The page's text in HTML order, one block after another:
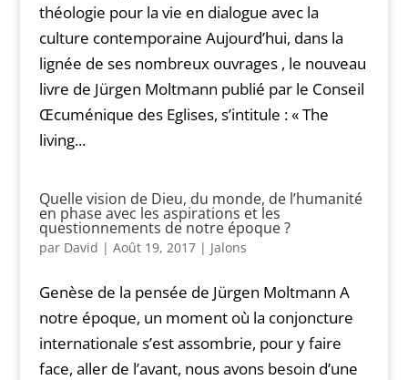
théologie pour la vie en dialogue avec la
culture contemporaine Aujourd’hui, dans la
lignée de ses nombreux ouvrages , le nouveau
livre de Jürgen Moltmann publié par le Conseil
Œcuménique des Eglises, s’intitule : « The
living...
Quelle vision de Dieu, du monde, de l’humanité
en phase avec les aspirations et les
questionnements de notre époque ?
par David | Août 19, 2017| Jalons
Genèse de la pensée de Jürgen Moltmann A
notre époque, un moment où la conjoncture
internationale s’est assombrie, pour y faire
face, aller de l’avant, nous avons besoin d’une